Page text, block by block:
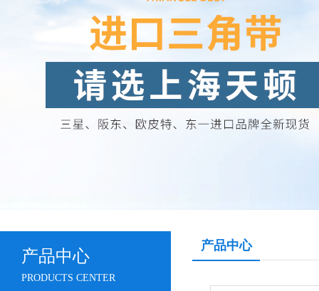
产品中心
PRODUCTS CENTER
产品中心